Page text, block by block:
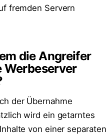
fremden Servern
die Angreifer
Werbeserver
der Übernahme
wird ein getarntes
von einer separaten